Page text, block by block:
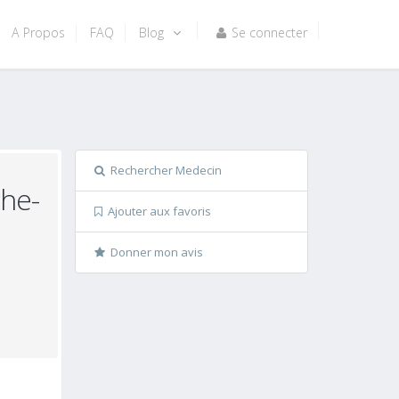
A Propos FAQ Blog Se connecter
Rechercher Medecin
Ajouter aux favoris
Donner mon avis